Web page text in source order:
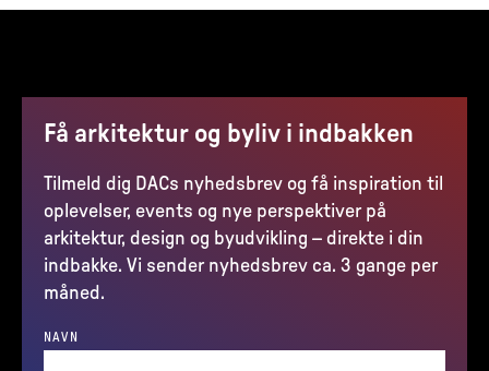
Få arkitektur og byliv i indbakken
Tilmeld dig DACs nyhedsbrev og få inspiration til
oplevelser, events og nye perspektiver på
arkitektur, design og byudvikling – direkte i din
indbakke. Vi sender nyhedsbrev ca. 3 gange per
måned.
NAVN